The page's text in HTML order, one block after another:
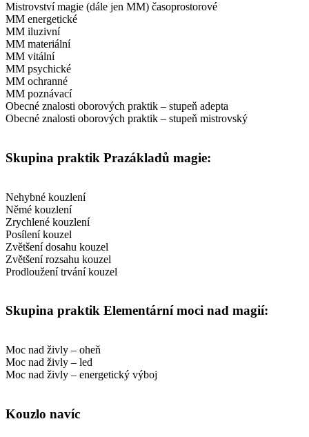
Mistrovství magie (dále jen MM) časoprostorové
MM energetické
MM iluzivní
MM materiální
MM vitální
MM psychické
MM ochranné
MM poznávací
Obecné znalosti oborových praktik – stupeň adepta
Obecné znalosti oborových praktik – stupeň mistrovský
Skupina praktik Prazákladů magie:
Nehybné kouzlení
Němé kouzlení
Zrychlené kouzlení
Posílení kouzel
Zvětšení dosahu kouzel
Zvětšení rozsahu kouzel
Prodloužení trvání kouzel
Skupina praktik Elementární moci nad magií:
Moc nad živly – oheň
Moc nad živly – led
Moc nad živly – energetický výboj
Kouzlo navíc